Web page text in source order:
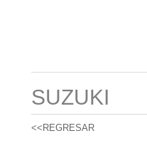
SUZUKI
<<REGRESAR